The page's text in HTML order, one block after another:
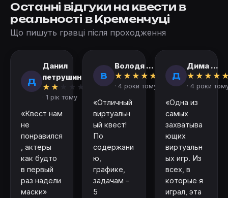
Останні відгуки на квести в
реальності в Кременчуці
Що пишуть гравці після проходження
Д
Данил
петрушин
★ ★ ★ ★
· 1 рік тому
«Квест нам
не
понравился
, актеры
как будто
в первый
раз надели
маски»
В
Володя ...
★ ★ ★ ★ ★
· 4 роки тому
«Отличный
виртуальн
ый квест!
По
содержани
ю,
графике,
задачам –
5
Д
Дима ...
★ ★ ★ ★
· 4 роки
«Одна из
самых
захватыва
ющих
виртуальн
ых игр. Из
всех, в
которые я
играл, эта